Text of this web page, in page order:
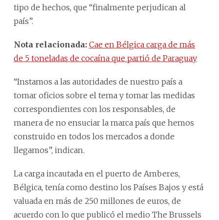
tipo de hechos, que “finalmente perjudican al
país”.
Nota relacionada: Cae en Bélgica carga de más
de 5 toneladas de cocaína que partió de Paraguay
“Instamos a las autoridades de nuestro país a
tomar oficios sobre el tema y tomar las medidas
correspondientes con los responsables, de
manera de no ensuciar la marca país que hemos
construido en todos los mercados a donde
llegamos”, indican.
La carga incautada en el puerto de Amberes,
Bélgica, tenía como destino los Países Bajos y está
valuada en más de 250 millones de euros, de
acuerdo con lo que publicó el medio The Brussels